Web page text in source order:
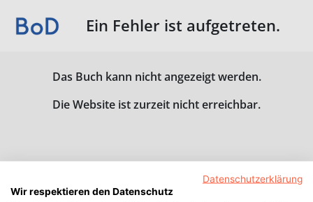
Ein Fehler ist aufgetreten.
Das Buch kann nicht angezeigt werden.
Die Website ist zurzeit nicht erreichbar.
Datenschutzerklärung
Wir respektieren den Datenschutz